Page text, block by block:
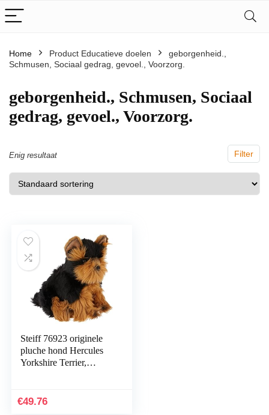
Home Product Educatieve doelen
‎geborgenheid.,
Schmusen, Sociaal gedrag, gevoel., Voorzorg.
‎geborgenheid., Schmusen, Sociaal
gedrag, gevoel., Voorzorg.
Filter
Enig resultaat
Steiff 76923 originele
pluche hond Hercules
Yorkshire Terrier,
oor…
€49.76